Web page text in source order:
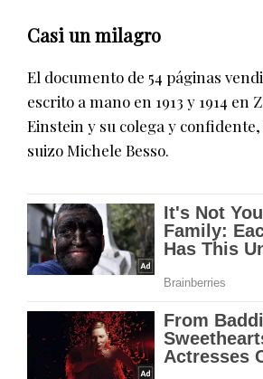
Casi un milagro
El documento de 54 páginas
escrito a mano en 1913 y 1914 en
Einstein y su colega y
suizo Michele Besso.